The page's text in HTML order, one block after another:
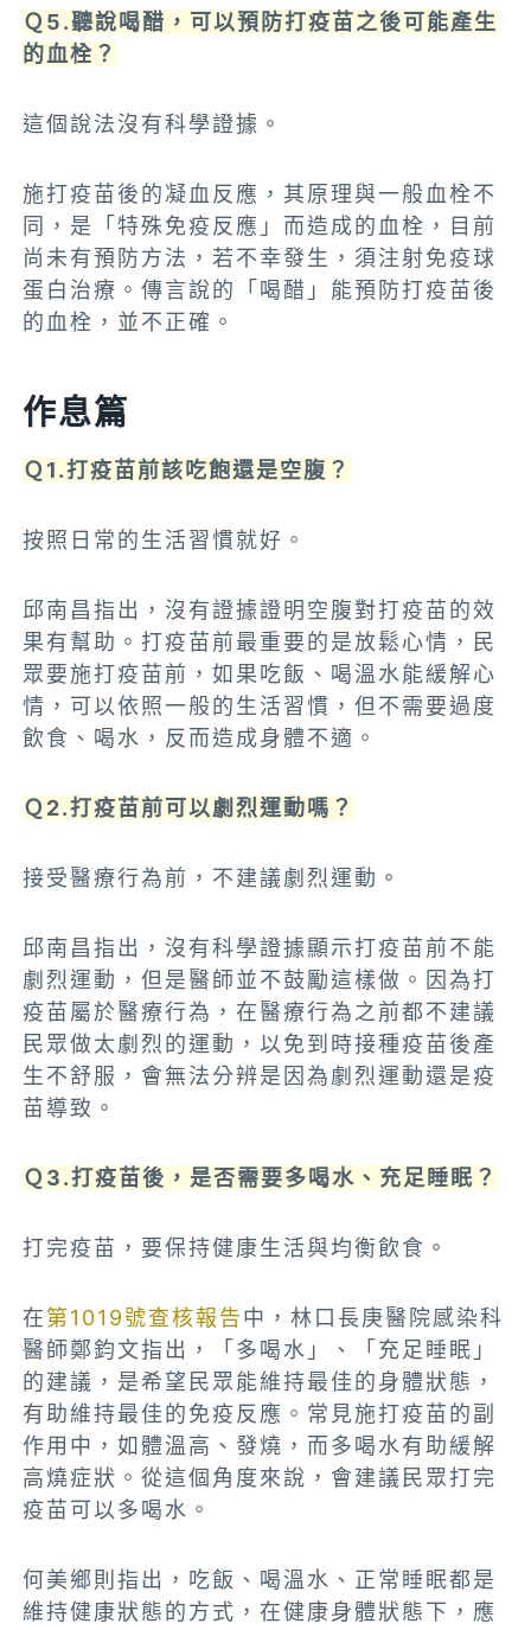
Ｑ5.聽說喝醋，可以預防打疫苗之後可能產生
的血栓？
這個說法沒有科學證據。
施打疫苗後的凝血反應，其原理與一般血栓不
同，是「特殊免疫反應」而造成的血栓，目前
尚未有預防方法，若不幸發生，須注射免疫球
蛋白治療。傳言說的「喝醋」能預防打疫苗後
的血栓，並不正確。
作息篇
Ｑ1.打疫苗前該吃飽還是空腹？
按照日常的生活習慣就好。
邱南昌指出，沒有證據證明空腹對打疫苗的效
果有幫助。打疫苗前最重要的是放鬆心情，民
眾要施打疫苗前，如果吃飯、喝溫水能緩解心
情，可以依照一般的生活習慣，但不需要過度
飲食、喝水，反而造成身體不適。
Ｑ2.打疫苗前可以劇烈運動嗎？
接受醫療行為前，不建議劇烈運動。
邱南昌指出，沒有科學證據顯示打疫苗前不能
劇烈運動，但是醫師並不鼓勵這樣做。因為打
疫苗屬於醫療行為，在醫療行為之前都不建議
民眾做太劇烈的運動，以免到時接種疫苗後產
生不舒服，會無法分辨是因為劇烈運動還是疫
苗導致。
Ｑ3.打疫苗後，是否需要多喝水、充足睡眠？
打完疫苗，要保持健康生活與均衡飲食。
在第1019號查核報告中，林口長庚醫院感染科
醫師鄭鈞文指出，「多喝水」、「充足睡眠」
的建議，是希望民眾能維持最佳的身體狀態，
有助維持最佳的免疫反應。常見施打疫苗的副
作用中，如體溫高、發燒，而多喝水有助緩解
高燒症狀。從這個角度來說，會建議民眾打完
疫苗可以多喝水。
何美鄉則指出，吃飯、喝溫水、正常睡眠都是
維持健康狀態的方式，在健康身體狀態下，應